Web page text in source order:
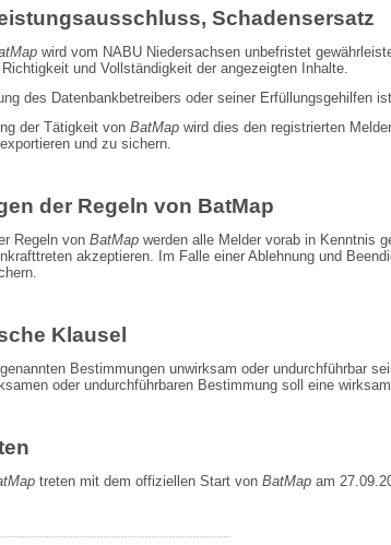
Schadensersatz
wird vom NABU Niedersachsen unbefristet
und Vollständigkeit der angezeigten Inhalte.
des Datenbankbetreibers oder seiner Erfüllungsgehilfen
der Tätigkeit von BatMap wird dies den registrierten
und zu sichern.
der Regeln von BatMap
Regeln von BatMap werden alle Melder vorab in Kenntnis
akzeptieren. Im Falle einer Ablehnung und
Klausel
Bestimmungen unwirksam oder undurchführbar
oder undurchführbaren Bestimmung soll eine
treten mit dem offiziellen Start von BatMap am